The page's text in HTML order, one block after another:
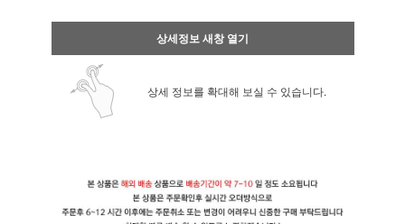
상세정보 새창 열기
상세 정보를 확대해 보실 수 있습니다.